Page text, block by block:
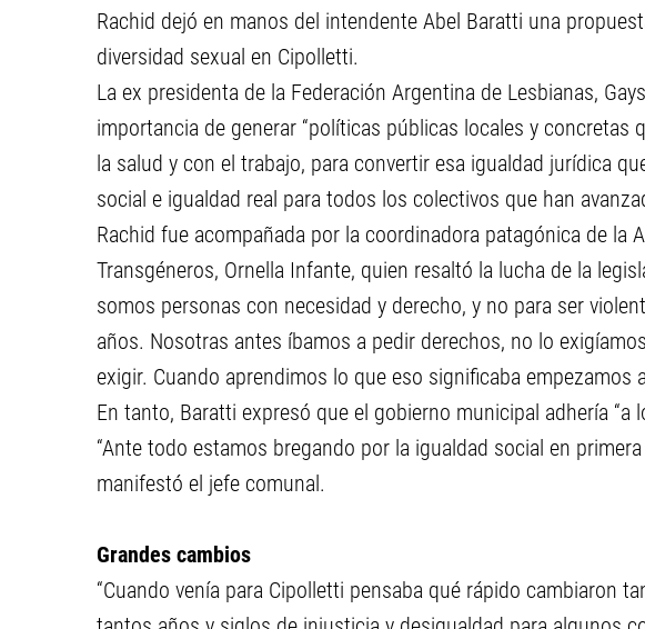
Rachid dejó en manos del intendente Abel Baratti una
diversidad sexual en Cipolletti.
La ex presidenta de la Federación Argentina de Lesbianas,
importancia de generar “políticas públicas locales y concretas
la salud y con el trabajo, para convertir esa igualdad jurídica
social e igualdad real para todos los colectivos que han
Rachid fue acompañada por la coordinadora patagónica de la
Transgéneros, Ornella Infante, quien resaltó la lucha de la
somos personas con necesidad y derecho, y no para ser
años. Nosotras antes íbamos a pedir derechos, no lo
exigir. Cuando aprendimos lo que eso significaba empezamos
En tanto, Baratti expresó que el gobierno municipal adhería “a
“Ante todo estamos bregando por la igualdad social en
manifestó el jefe comunal.
Grandes cambios
“Cuando venía para Cipolletti pensaba qué rápido cambiaron